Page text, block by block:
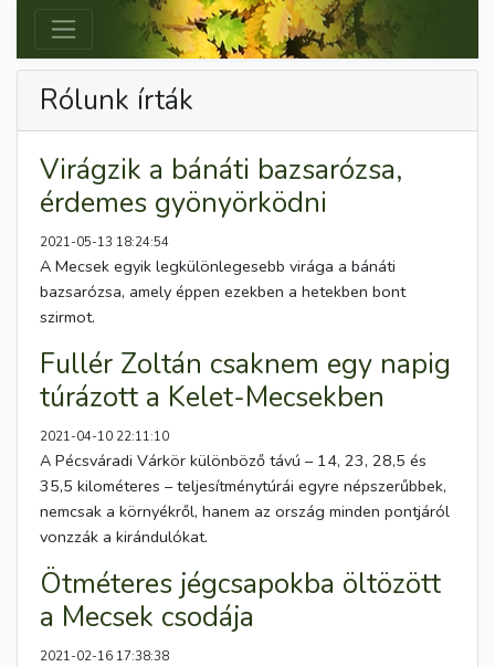
Rólunk írták
Virágzik a bánáti bazsarózsa,
érdemes gyönyörködni
2021-05-13 18:24:54
A Mecsek egyik legkülönlegesebb virága a bánáti
bazsarózsa, amely éppen ezekben a hetekben bont
szirmot.
Fullér Zoltán csaknem egy napig
túrázott a Kelet-Mecsekben
2021-04-10 22:11:10
A Pécsváradi Várkör különböző távú – 14, 23, 28,5 és
35,5 kilométeres – teljesítménytúrái egyre népszerűbbek,
nemcsak a környékről, hanem az ország minden pontjáról
vonzzák a kirándulókat.
Ötméteres jégcsapokba öltözött
a Mecsek csodája
2021-02-16 17:38:38